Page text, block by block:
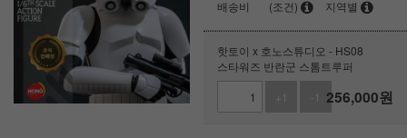
배송비
(조건) 지역별
핫토이 x 호노스튜디오 - HS08
스타워즈 반란군 스톰트루퍼
+1
-1 256,000원